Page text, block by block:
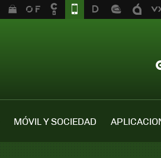
MÓVIL Y SOCIEDAD